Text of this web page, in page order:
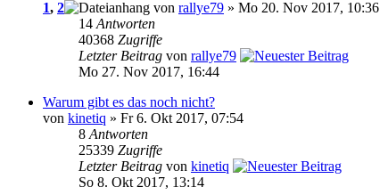
1, 2 von rallye79 » Mo 20. Nov 2017, 10:36
14 Antworten
40368 Zugriffe
Letzter Beitrag von rallye79
Mo 27. Nov 2017, 16:44
Warum gibt es das noch nicht?
von kinetiq » Fr 6. Okt 2017, 07:54
8 Antworten
25339 Zugriffe
Letzter Beitrag von kinetiq
So 8. Okt 2017, 13:14